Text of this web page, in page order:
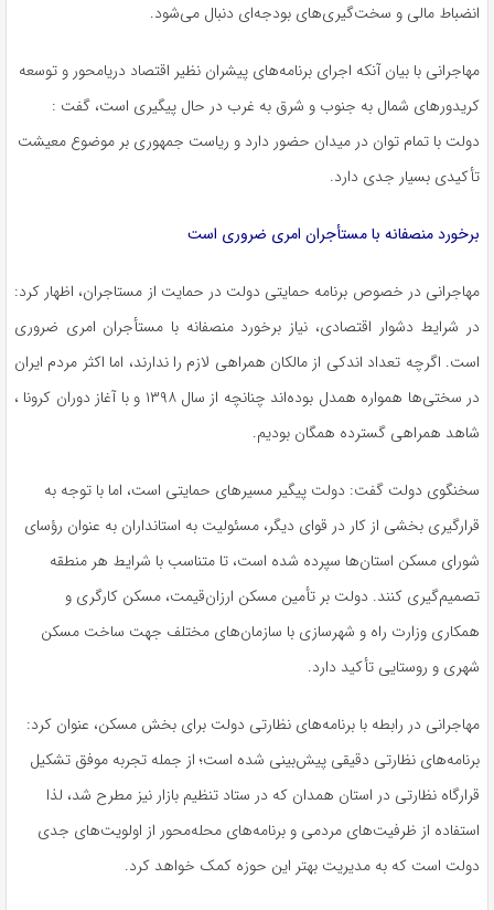
انضباط مالی و سخت‌گیری‌های بودجه‌ای دنبال می‌شود.
مهاجرانی با بیان آنکه اجرای برنامه‌های پیشران نظیر اقتصاد دریامحور و توسعه
کریدورهای شمال به جنوب و شرق به غرب در حال پیگیری است، گفت :
دولت با تمام توان در میدان حضور دارد و ریاست جمهوری بر موضوع معیشت
تأکیدی بسیار جدی دارد.
برخورد منصفانه با مستأجران امری ضروری است
مهاجرانی در خصوص برنامه حمایتی دولت در حمایت از مستاجران، اظهار کرد:
در شرایط دشوار اقتصادی، نیاز برخورد منصفانه با مستأجران امری ضروری
است. اگرچه تعداد اندکی از مالکان همراهی لازم را ندارند، اما اکثر مردم ایران
در سختی‌ها همواره همدل بوده‌اند چنانچه از سال ۱۳۹۸ و با آغاز دوران کرونا ،
شاهد همراهی گسترده همگان بودیم.
سخنگوی دولت گفت: دولت پیگیر مسیرهای حمایتی است، اما با توجه به
قرارگیری بخشی از کار در قوای دیگر، مسئولیت به استانداران به عنوان رؤسای
شورای مسکن استان‌ها سپرده شده است، تا متناسب با شرایط هر منطقه
تصمیم‌گیری کنند. دولت بر تأمین مسکن ارزان‌قیمت، مسکن کارگری و
همکاری وزارت راه و شهرسازی با سازمان‌های مختلف جهت ساخت مسکن
شهری و روستایی تأکید دارد.
مهاجرانی در رابطه با برنامه‌های نظارتی دولت برای بخش مسکن، عنوان کرد:
برنامه‌های نظارتی دقیقی پیش‌بینی شده است؛ از جمله تجربه موفق تشکیل
قرارگاه نظارتی در استان همدان که در ستاد تنظیم بازار نیز مطرح شد، لذا
استفاده از ظرفیت‌های مردمی و برنامه‌های محله‌محور از اولویت‌های جدی
دولت است که به مدیریت بهتر این حوزه کمک خواهد کرد.